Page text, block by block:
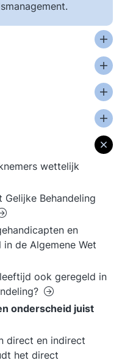
wettelijk
Behandeling
en
de Algemene Wet
ook geregeld in
onderscheid juist
direct en indirect
het direct